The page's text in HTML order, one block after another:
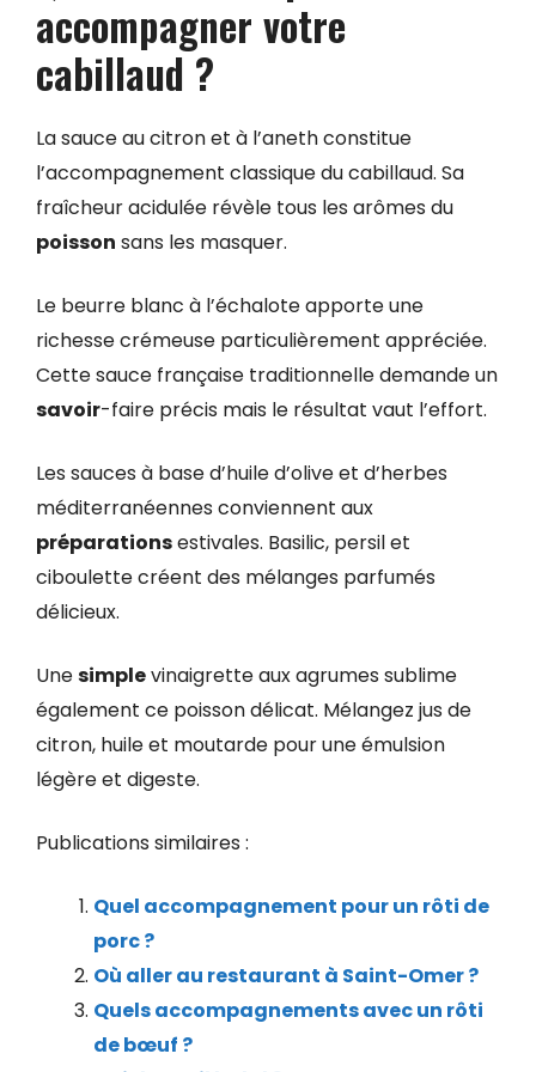
accompagner votre
cabillaud ?
La sauce au citron et à l’aneth constitue
l’accompagnement classique du cabillaud. Sa
fraîcheur acidulée révèle tous les arômes du
poisson sans les masquer.
Le beurre blanc à l’échalote apporte une
richesse crémeuse particulièrement appréciée.
Cette sauce française traditionnelle demande un
savoir-faire précis mais le résultat vaut l’effort.
Les sauces à base d’huile d’olive et d’herbes
méditerranéennes conviennent aux
préparationsestivales. Basilic, persil et
ciboulette créent des mélanges parfumés
délicieux.
Unesimplevinaigrette aux agrumes sublime
également ce poisson délicat. Mélangez jus de
citron, huile et moutarde pour une émulsion
légère et digeste.
Publications similaires :
Quel accompagnement pour un rôti de
porc ?
Où aller au restaurant à Saint-Omer ?
Quels accompagnements avec un rôti
de bœuf ?